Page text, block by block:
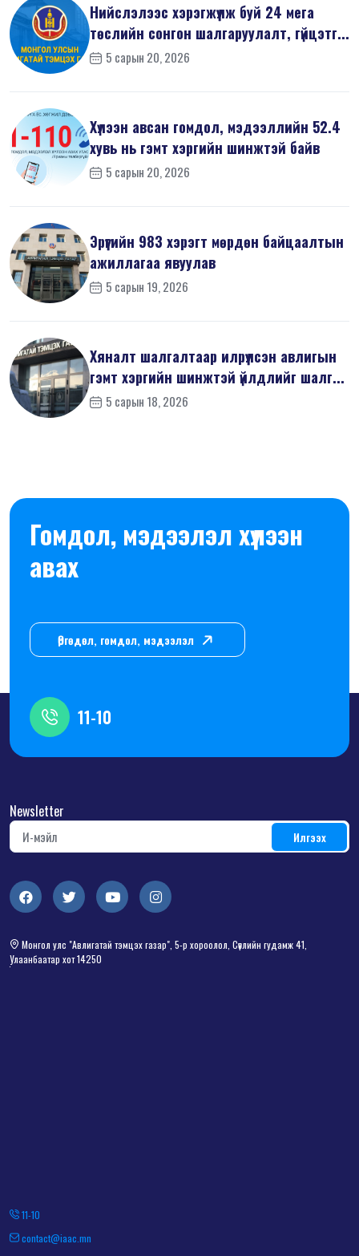
Нийслэлээс хэрэгжүүлж буй 24 мега
төслийн сонгон шалгаруулалт, гүйцэтг...
5 сарын 20, 2026
Хүлээн авсан гомдол, мэдээллийн 52.4
хувь нь гэмт хэргийн шинжтэй байв
5 сарын 20, 2026
Эрүүгийн 983 хэрэгт мөрдөн байцаалтын
ажиллагаа явуулав
5 сарын 19, 2026
Хяналт шалгалтаар илрүүлсэн авлигын
гэмт хэргийн шинжтэй үйлдлийг шалг...
5 сарын 18, 2026
Гомдол, мэдээлэл хүлээн
авах
Өргөдөл, гомдол, мэдээлэл
11-10
Newsletter
Монгол улс "Авлигатай тэмцэх газар", 5-р хороолол, Сөүлийн гудамж 41,
Улаанбаатар хот 14250
11-10
contact@iaac.mn